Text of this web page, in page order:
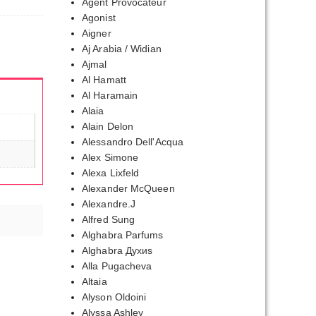
Agonist
Aigner
Aj Arabia / Widian
Ajmal
Al Hamatt
Al Haramain
Alaia
Alain Delon
Alessandro Dell'Acqua
Alex Simone
Alexa Lixfeld
Alexander McQueen
Alexandre.J
Alfred Sung
Alghabra Parfums
Alghabra Духиs
Alla Pugacheva
Altaia
Alyson Oldoini
Alyssa Ashley